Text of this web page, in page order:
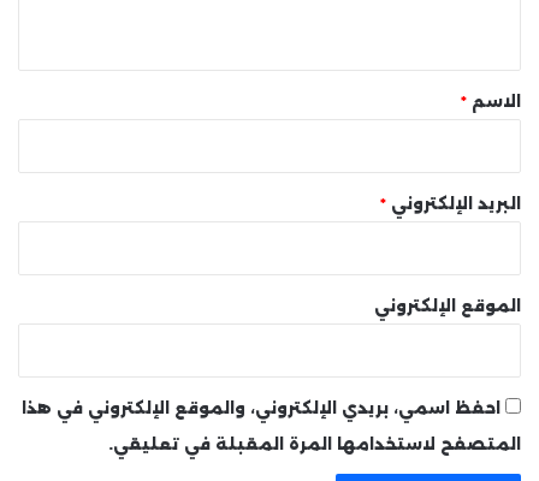
* الاسم *
البريد الإلكتروني *
الموقع الإلكتروني
احفظ اسمي، بريدي الإلكتروني، والموقع الإلكتروني في هذا
المتصفح لاستخدامها المرة المقبلة في تعليقي.